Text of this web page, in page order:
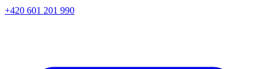
+420 601 201 990